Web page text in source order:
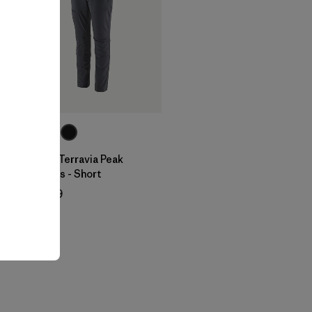
W's Terravia Peak
Pants - Short
$ 179